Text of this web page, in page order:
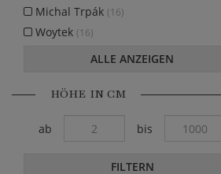
Michal Trpák (16)
Woytek (16)
ALLE ANZEIGEN
HÖHE IN CM
ab bis
FILTERN